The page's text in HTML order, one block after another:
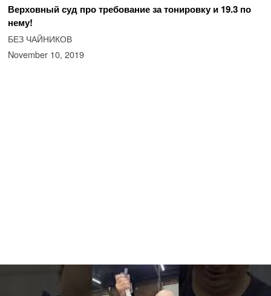
Верховный суд про требование за тонировку и 19.3 по
нему!
БЕЗ ЧАЙНИКОВ
November 10, 2019